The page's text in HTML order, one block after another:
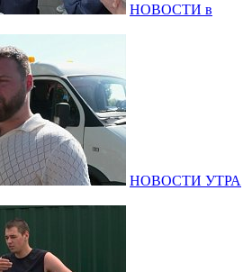
НОВОСТИ в
НОВОСТИ УТРА